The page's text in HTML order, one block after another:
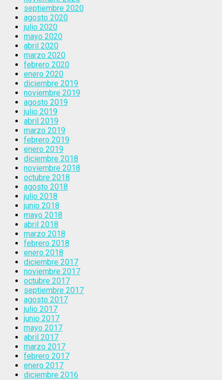
septiembre 2020
agosto 2020
julio 2020
mayo 2020
abril 2020
marzo 2020
febrero 2020
enero 2020
diciembre 2019
noviembre 2019
agosto 2019
julio 2019
abril 2019
marzo 2019
febrero 2019
enero 2019
diciembre 2018
noviembre 2018
octubre 2018
agosto 2018
julio 2018
junio 2018
mayo 2018
abril 2018
marzo 2018
febrero 2018
enero 2018
diciembre 2017
noviembre 2017
octubre 2017
septiembre 2017
agosto 2017
julio 2017
junio 2017
mayo 2017
abril 2017
marzo 2017
febrero 2017
enero 2017
diciembre 2016